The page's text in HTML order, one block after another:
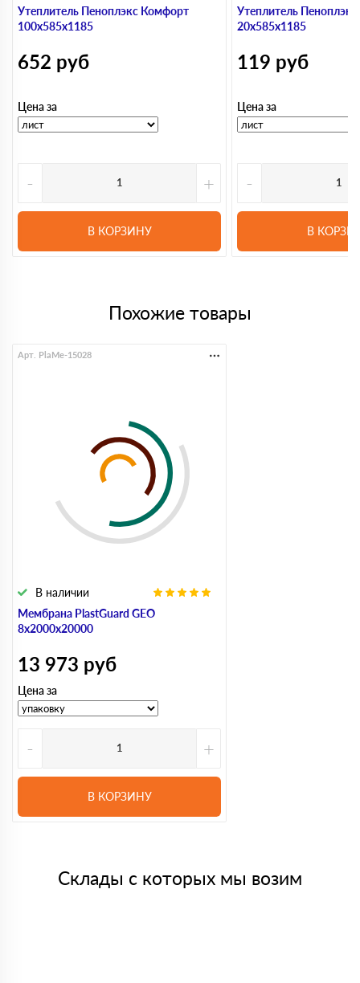
Утеплитель Пеноплэкс Комфорт
100х585х1185
652 руб
Цена за
- +
В КОРЗИНУ
Утеплитель
20х585х1185
119 руб
Цена за
-
В
Похожие товары
Мембрана PlastGuard GEO
8х2000х20000
В наличии
Арт. PlaMe-15028
13 973 руб
Цена за
- +
В КОРЗИНУ
Склады с которых мы возим